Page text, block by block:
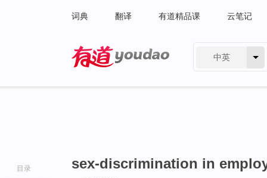
词典 翻译 有道精品课 云笔记
中英
目录 sex-discrimination in